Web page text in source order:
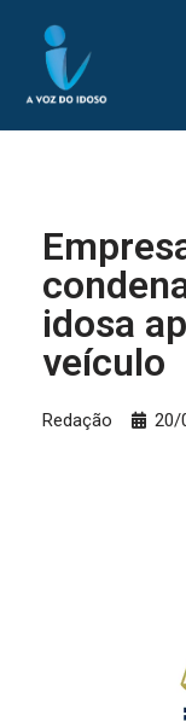
Pular
para
idosa
veículo
Redação 20/